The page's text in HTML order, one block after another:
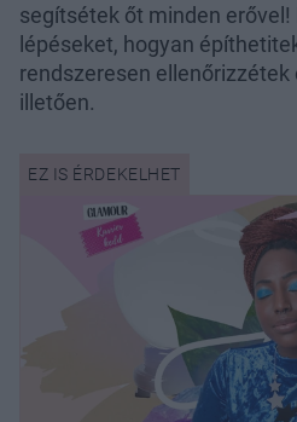
segítsétek őt minden
lépéseket, hogyan
rendszeresen
illetően.